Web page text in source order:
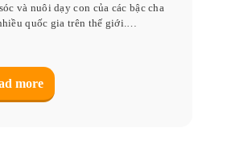
và nuôi dạy con của các bậc cha
quốc gia trên thế giới.…
more